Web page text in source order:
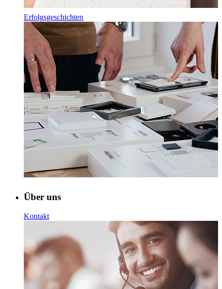
Erfolgsgeschichten
Über uns
Kontakt